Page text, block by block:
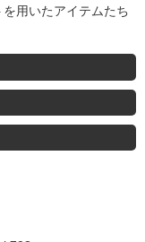
用いたアイテムたち